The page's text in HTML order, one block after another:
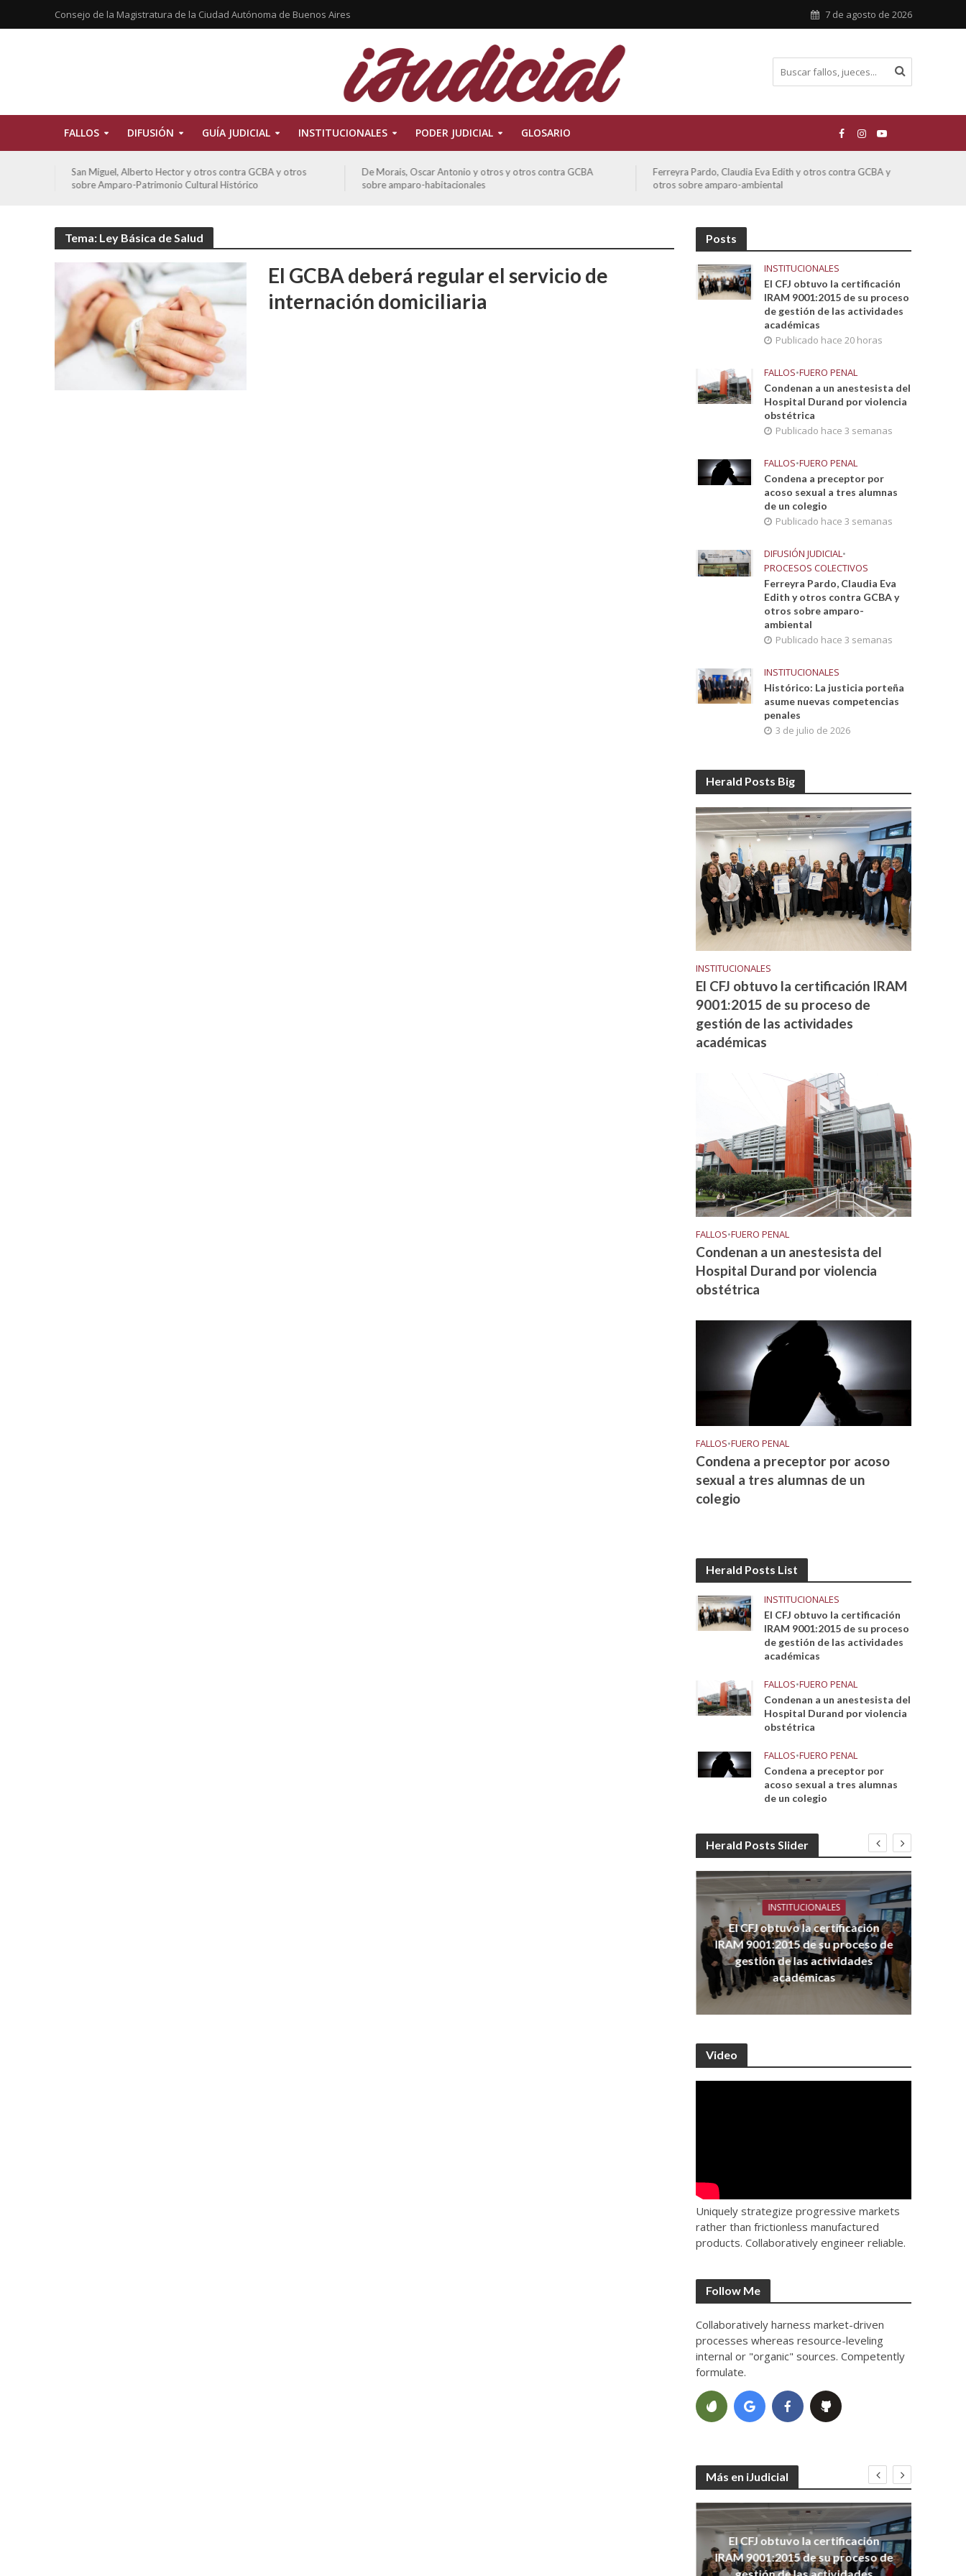
Consejo de la Magistratura de la Ciudad Autónoma de Buenos Aires 7 de agosto de 2026
FALLOS DIFUSIÓN GUÍA JUDICIAL INSTITUCIONALES PODER JUDICIAL GLOSARIO
San Miguel, Alberto Hector y otros contra GCBA y otros
sobre Amparo-Patrimonio Cultural Histórico
De Morais, Oscar Antonio y otros y otros contra GCBA
sobre amparo-habitacionales
Ferreyra Pardo, Claudia Eva Edith y otros contra GCBA y
otros sobre amparo-ambiental
Tema: Ley Básica de Salud
El GCBA deberá regular el servicio de
internación domiciliaria
Posts
INSTITUCIONALES
El CFJ obtuvo la certificación
IRAM 9001:2015 de su proceso
de gestión de las actividades
académicas
Publicado hace 20 horas
FALLOS•FUERO PENAL
Condenan a un anestesista del
Hospital Durand por violencia
obstétrica
Publicado hace 3 semanas
FALLOS•FUERO PENAL
Condena a preceptor por
acoso sexual a tres alumnas
de un colegio
Publicado hace 3 semanas
DIFUSIÓN JUDICIAL•
PROCESOS COLECTIVOS
Ferreyra Pardo, Claudia Eva
Edith y otros contra GCBA y
otros sobre amparo-
ambiental
Publicado hace 3 semanas
INSTITUCIONALES
Histórico: La justicia porteña
asume nuevas competencias
penales
3 de julio de 2026
Herald Posts Big
INSTITUCIONALES
El CFJ obtuvo la certificación IRAM
9001:2015 de su proceso de
gestión de las actividades
académicas
FALLOS•FUERO PENAL
Condenan a un anestesista del
Hospital Durand por violencia
obstétrica
FALLOS•FUERO PENAL
Condena a preceptor por acoso
sexual a tres alumnas de un
colegio
Herald Posts List
INSTITUCIONALES
El CFJ obtuvo la certificación
IRAM 9001:2015 de su proceso
de gestión de las actividades
académicas
FALLOS•FUERO PENAL
Condenan a un anestesista del
Hospital Durand por violencia
obstétrica
FALLOS•FUERO PENAL
Condena a preceptor por
acoso sexual a tres alumnas
de un colegio
Herald Posts Slider
INSTITUCIONALES
El CFJ obtuvo la certificación
IRAM 9001:2015 de su proceso de
gestión de las actividades
académicas
Video
Uniquely strategize progressive markets
rather than frictionless manufactured
products. Collaboratively engineer reliable.
Follow Me
Collaboratively harness market-driven
processes whereas resource-leveling
internal or "organic" sources. Competently
formulate.
Más en iJudicial
El CFJ obtuvo la certificación
IRAM 9001:2015 de su proceso de